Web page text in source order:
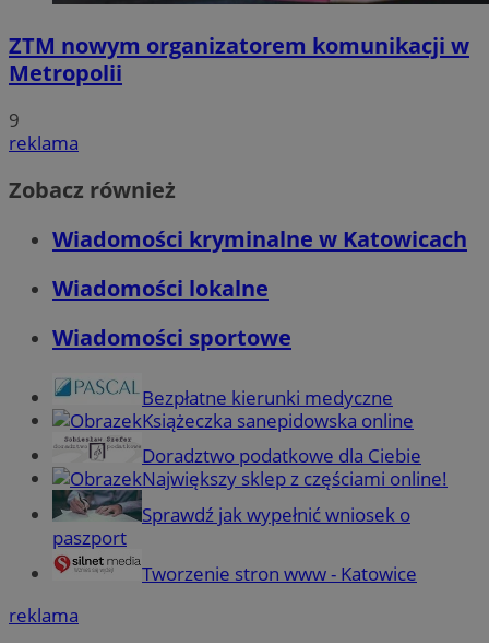
ZTM nowym organizatorem komunikacji w
Metropolii
9
reklama
Zobacz również
Wiadomości kryminalne w Katowicach
Wiadomości lokalne
Wiadomości sportowe
Bezpłatne kierunki medyczne
Książeczka sanepidowska online
Doradztwo podatkowe dla Ciebie
Największy sklep z częściami online!
Sprawdź jak wypełnić wniosek o
paszport
Tworzenie stron www - Katowice
reklama